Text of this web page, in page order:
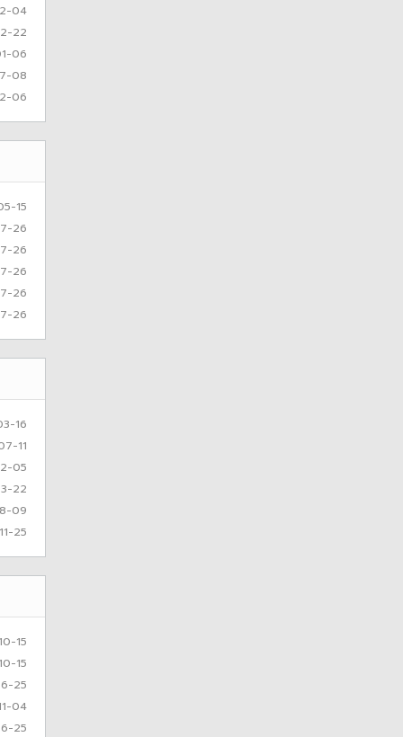
04
22
06
08
06
15
26
26
26
26
26
16
11
05
22
09
11-25
10-15
10-15
25
04
25